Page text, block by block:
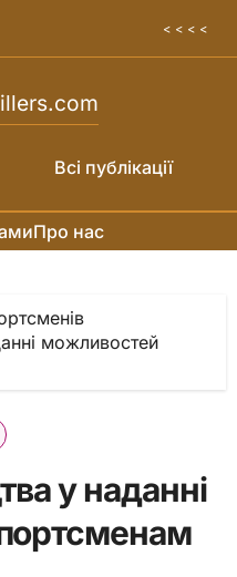
< < < <
Всі публікації
Про нас
можливостей
у наданні